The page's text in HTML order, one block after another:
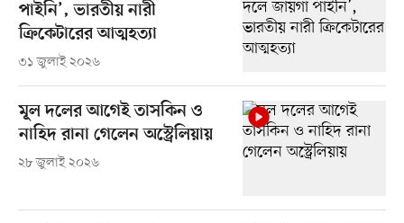
পাইনি’, ভারতীয় নারী
ক্রিকেটারের আত্মহত্যা
৩১ জুলাই ২০২৬
মূল দলের আগেই তাসকিন ও
নাহিদ রানা গেলেন অস্ট্রেলিয়ায়
২৮ জুলাই ২০২৬